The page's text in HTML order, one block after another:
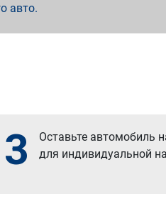
авто.
3
Оставьте автомобиль
для индивидуальной